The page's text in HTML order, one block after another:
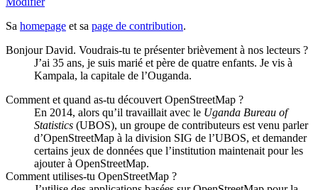
Sa homepage et sa page de contribution.
Bonjour David. Voudrais-tu te présenter brièvement à nos lecteurs ?
J’ai 35 ans, je suis marié et père de quatre enfants. Je vis à
Kampala, la capitale de l’Ouganda.
Comment et quand as-tu découvert OpenStreetMap ?
En 2014, alors qu’il travaillait avec le Uganda Bureau of
Statistics (UBOS), un groupe de contributeurs est venu parler
d’OpenStreetMap à la division SIG de l’UBOS, et demander
certains jeux de données que l’institution maintenait pour les
ajouter à OpenStreetMap.
Comment utilises-tu OpenStreetMap ?